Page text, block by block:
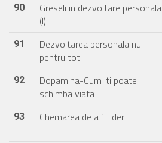
90
Greseli in dezvoltare personala
(I)
91
Dezvoltarea personala nu-i
pentru toti
92
Dopamina-Cum iti poate
schimba viata
93 Chemarea de a fi lider